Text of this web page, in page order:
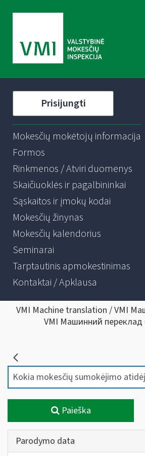
Prisijungti
Mokesčių mokėtojų informacija
Formos
Rinkmenos / Atviri duomenys
Skaičiuoklės ir pagalbininkai
Sąskaitos ir įmokų kodai
Mokesčių žinynas
Mokesčių kalendorius
Seminarai
Tarptautinis apmokestinimas
Kontaktai / Apklausa
VMI Machine translation / VMI
VMI Машинний переклад
Paieška
Parodymo data